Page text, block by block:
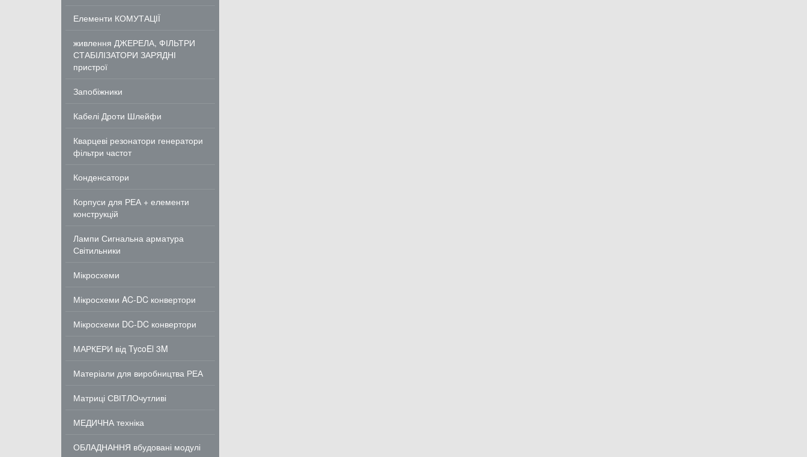
Елементи КОМУТАЦІЇ
живлення ДЖЕРЕЛА, ФІЛЬТРИ
СТАБІЛІЗАТОРИ ЗАРЯДНІ
пристрої
Запобіжники
Кабелі Дроти Шлейфи
Кварцеві резонатори генератори
фільтри частот
Конденсатори
Корпуси для РЕА + елементи
конструкцій
Лампи Сигнальна арматура
Світильники
Мікросхеми
Мікросхеми AC-DC конвертори
Мікросхеми DC-DC конвертори
МАРКЕРИ від TycoEl 3M
Матеріали для виробництва РЕА
Матриці СВІТЛОчутливі
МЕДИЧНА техніка
ОБЛАДНАННЯ вбудовані модулі